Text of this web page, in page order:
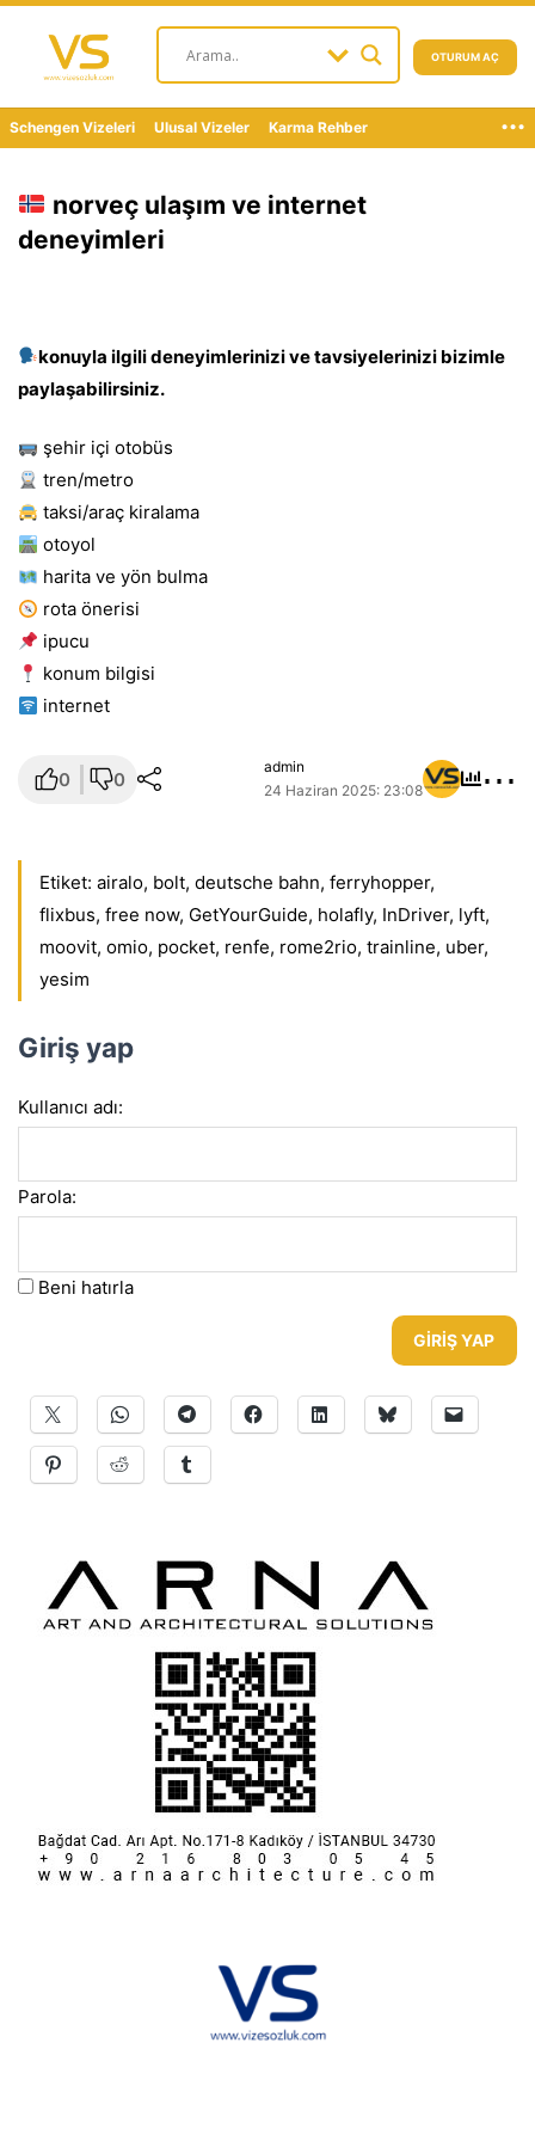
OTURUM AÇ
Schengen Vizeleri Ulusal Vizeler Karma Rehber ...
norveç ulaşım ve internet
deneyimleri
konuyla ilgili deneyimlerinizi ve tavsiyelerinizi bizimle
paylaşabilirsiniz.
şehir içi otobüs
tren/metro
taksi/araç kiralama
otoyol
harita ve yön bulma
rota önerisi
i̇pucu
konum bilgisi
i̇nternet
0 0
admin
24 Haziran 2025: 23:08
⋯
Etiket: airalo, bolt, deutsche bahn, ferryhopper,
flixbus, free now, GetYourGuide, holafly, InDriver, lyft,
moovit, omio, pocket, renfe, rome2rio, trainline, uber,
yesim
Giriş yap
Kullanıcı adı:
Parola:
Beni hatırla
GIRIŞ YAP